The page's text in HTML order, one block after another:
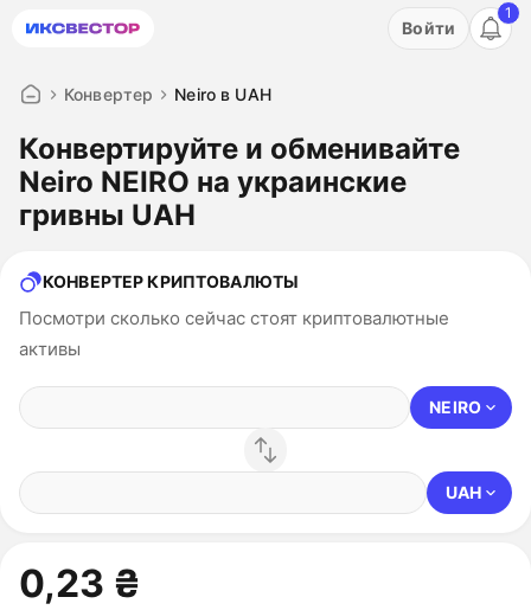
Акция: бесплатный пробный период на 3 дня!
Войти
1
Конвертер Neiro в UAH
Конвертируйте и обменивайте
Neiro NEIRO на украинские
гривны UAH
КОНВЕРТЕР КРИПТОВАЛЮТЫ
Посмотри сколько сейчас стоят криптовалютные
активы
NEIRO
UAH
0,23 ₴